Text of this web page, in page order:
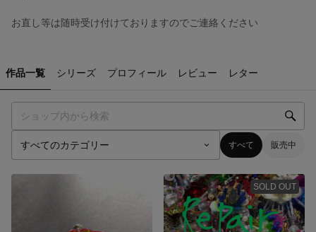
お直し等は随時受け付けておりますのでご連絡ください
作品一覧 シリーズ プロフィール レビュー レター
すべて 販売中
SOLD OUT